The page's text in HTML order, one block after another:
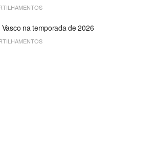
na temporada de 2026